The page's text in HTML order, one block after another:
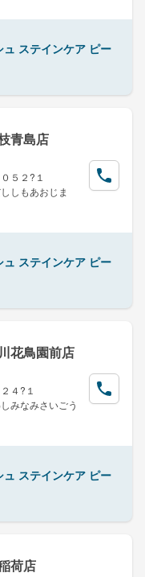
ステインケア ピー
青島店
５２?１
しもあおじま
ステインケア ピー
花鳥園前店
４?１
みなみさいごう
ステインケア ピー
荷店